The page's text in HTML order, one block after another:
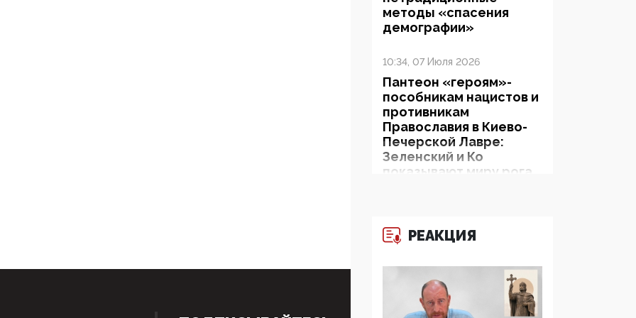
методы «спасения
демографии»
10:34, 07 Июля 2026
Пантеон «героям»-
пособникам нацистов и
противникам
Православия в Киево-
Печерской Лавре:
Зеленский и Ко
показывают миру рога
На Гиппократовском
шокирующее: платные
опекуны получают из
бюджета в 100 раз
РЕАКЦИЯ